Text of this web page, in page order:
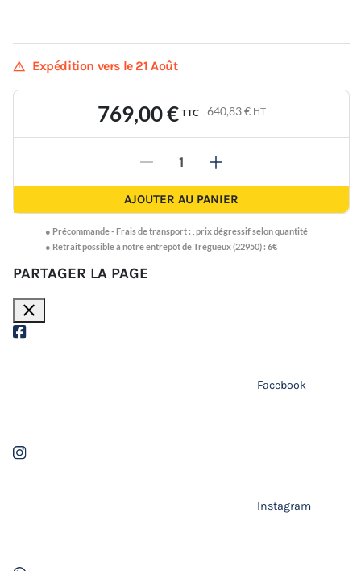
warning Expédition vers le 21 Août
769,00 € TTC 640,83 € HT
- +
AJOUTER AU PANIER
● Précommande -Frais de transport : prix dégressif selon quantité
● Retrait possible à notre entrepôt de Trégueux (22950) : 6€
PARTAGER LA PAGE
close
Facebook
Instagram